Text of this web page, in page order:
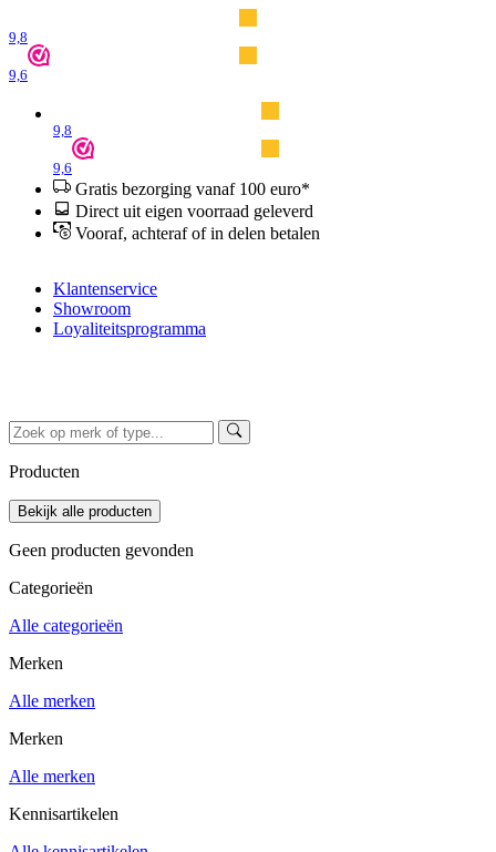
9,8
9,6
9,8
9,6
Gratis bezorging vanaf 100 euro*
Direct uit eigen voorraad geleverd
Vooraf, achteraf of in delen betalen
Klantenservice
Showroom
Loyaliteitsprogramma
Producten
Geen producten gevonden
Categorieën
Alle categorieën
Merken
Alle merken
Merken
Alle merken
Kennisartikelen